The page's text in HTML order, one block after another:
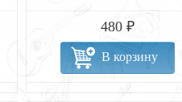
480 ₽
В корзину